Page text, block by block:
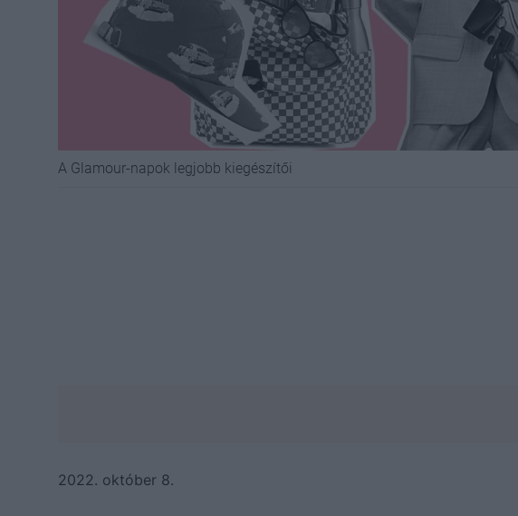
A Glamour-napok legjobb kiegészítői
2022. október 8.